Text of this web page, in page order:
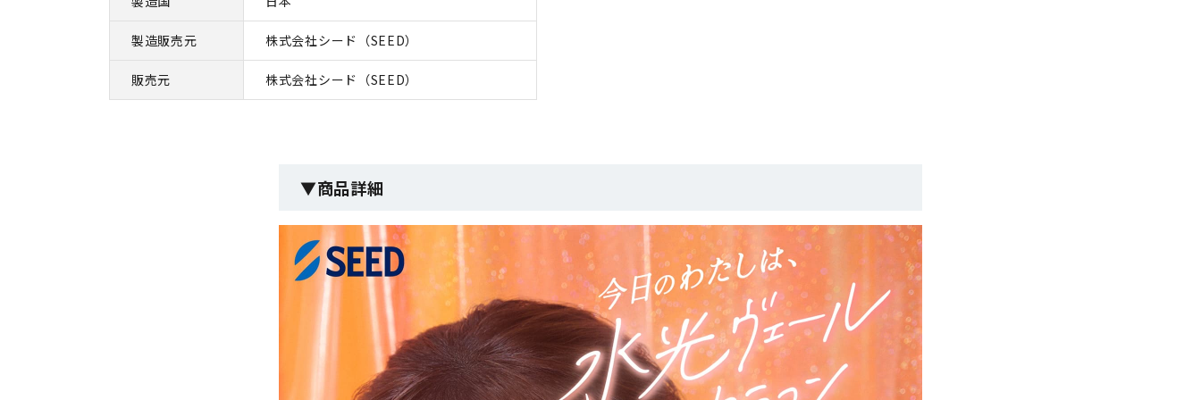
製造販売元 株式会社シード（SEED）
販売元 株式会社シード（SEED）
▼商品詳細